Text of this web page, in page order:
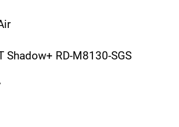
Shadow+ RD-M8130-SGS